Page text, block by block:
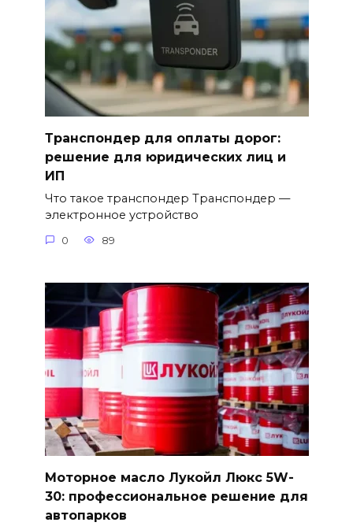
Транспондер для оплаты дорог:
решение для юридических лиц и
ИП
Что такое транспондер Транспондер —
электронное устройство
0 89
Моторное масло Лукойл Люкс 5W-
30: профессиональное решение для
автопарков